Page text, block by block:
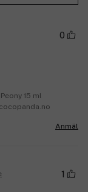
0
15 ml
Anmäl
1